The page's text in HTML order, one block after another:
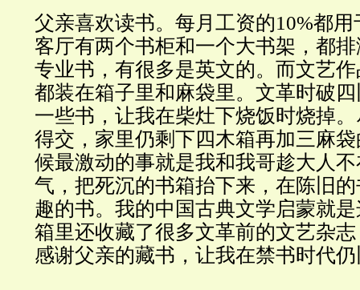
父亲喜欢读书。每月工资的10%都
客厅有两个书柜和一个大书架，都
专业书，有很多是英文的。而文艺
都装在箱子里和麻袋里。文革时破
一些书，让我在柴灶下烧饭时烧掉
得交，家里仍剩下四木箱再加三麻
候最激动的事就是我和我哥趁大人
气，把死沉的书箱抬下来，在陈旧
趣的书。我的中国古典文学启蒙就
箱里还收藏了很多文革前的文艺杂志
感谢父亲的藏书，让我在禁书时代